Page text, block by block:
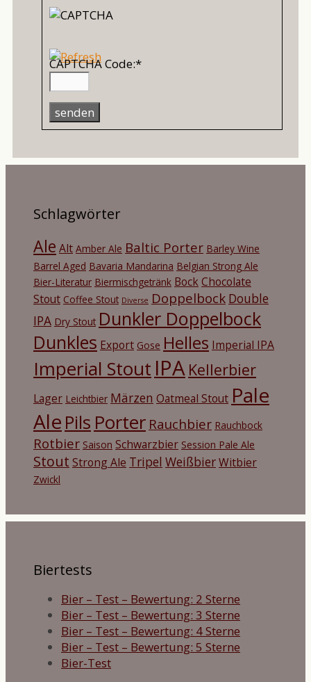
CAPTCHA Code:*
Schlagwörter
Ale Alt Amber Ale Baltic Porter Barley Wine
Barrel Aged Bavaria Mandarina Belgian Strong Ale
Bier-Literatur Biermischgetränk BockChocolate
Stout Coffee Stout Diverse Doppelbock Double
IPA Dry Stout Dunkler Doppelbock
Dunkles Export Gose Helles Imperial IPA
Imperial Stout IPA Kellerbier
Lager Leichtbier Märzen Oatmeal Stout Pale
Ale Pils Porter Rauchbier Rauchbock
Rotbier Saison Schwarzbier Session Pale Ale
Stout Strong Ale Tripel WeißbierWitbier
Zwickl
Biertests
Bier – Test – Bewertung: 2 Sterne
Bier – Test – Bewertung: 3 Sterne
Bier – Test – Bewertung: 4 Sterne
Bier – Test – Bewertung: 5 Sterne
Bier-Test